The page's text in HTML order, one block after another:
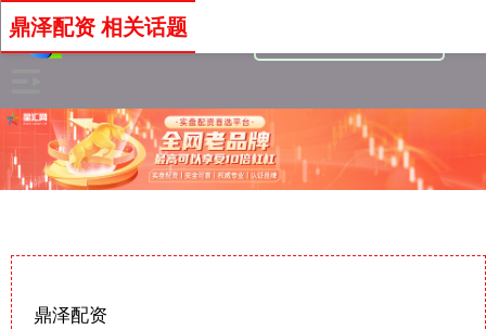
鼎泽配资
鼎泽配资 相关话题